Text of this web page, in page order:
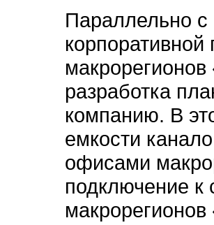
Параллельно
разработка
компанию. В
емкости
офисами
подключение к